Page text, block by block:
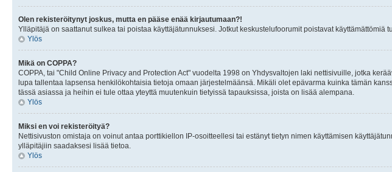
Olen rekisteröitynyt joskus, mutta en pääse enää kirjautumaan?!
Ylläpitäjä on saattanut sulkea tai poistaa käyttäjätunnuksesi. Jotkut keskustelufoorumit poistavat
Ylös
Mikä on COPPA?
COPPA, tai "Child Online Privacy and Protection Act" vuodelta 1998 on Yhdysvaltojen laki nettisivuille, jotka
lupa tallentaa lapsensa henkilökohtaisia tietoja omaan järjestelmäänsä. Mikäli olet epävarma kuinka tämän
tässä asiassa ja heihin ei tule ottaa yteyttä muutenkuin tietyissä tapauksissa, joista on lisää alempana.
Ylös
Miksi en voi rekisteröityä?
Nettisivuston omistaja on voinut antaa porttikiellon IP-osoitteellesi tai estänyt tietyn nimen käyttämisen
ylläpitäjiin saadaksesi lisää tietoa.
Ylös